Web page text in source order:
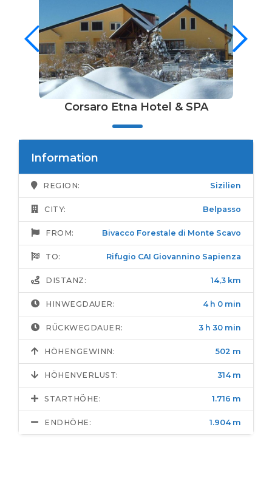
Corsaro Etna Hotel & SPA
Information
REGION: Sizilien
CITY: Belpasso
FROM: Bivacco Forestale di Monte Scavo
TO: Rifugio CAI Giovannino Sapienza
DISTANZ: 14,3 km
HINWEGDAUER: 4 h 0 min
RÜCKWEGDAUER: 3 h 30 min
HÖHENGEWINN: 502 m
HÖHENVERLUST: 314 m
STARTHÖHE: 1.716 m
ENDHÖHE: 1.904 m